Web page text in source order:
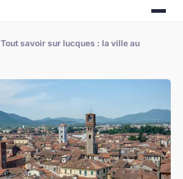
Tout savoir sur lucques : la ville au